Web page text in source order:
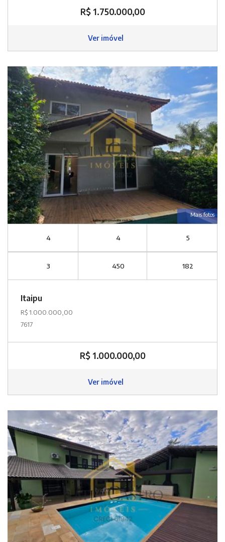
R$ 1.750.000,00
Ver imóvel
Mais fotos
4 4 5
3 450 182
Itaipu
R$ 1.000.000,00
7617
R$ 1.000.000,00
Ver imóvel